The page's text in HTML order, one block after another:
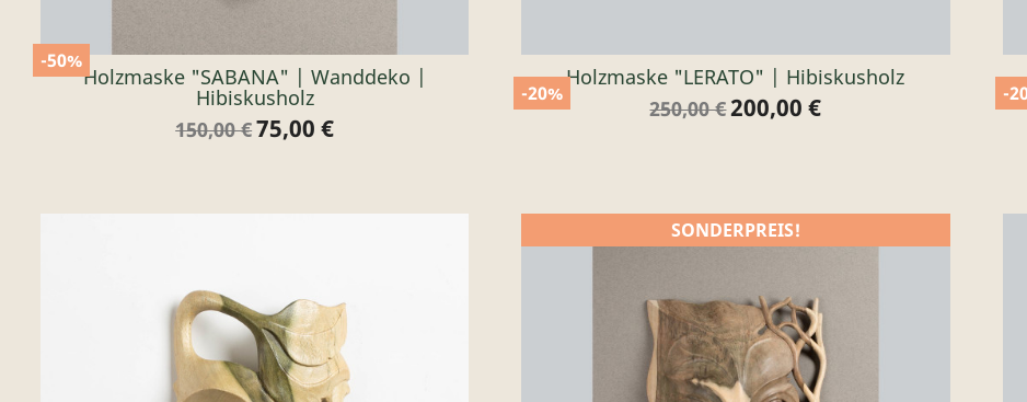
Holzmaske "SABANA" | Wanddeko |
Hibiskusholz
Verkaufspreis
150,00 €
-50%
Preis
75,00 €
Holzmaske "LERATO" | Hibiskusholz
Verkaufspreis
250,00 €
-20%
Preis
200,00 € -
SONDERPREIS!